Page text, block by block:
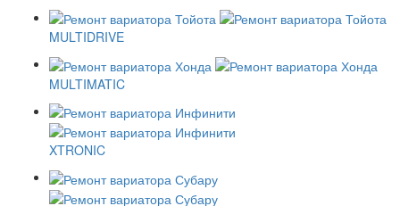
MULTIDRIVE
MULTIMATIC
XTRONIC